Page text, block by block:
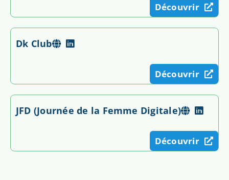
Découvrir
Dk Club
Découvrir
JFD (Journée de la Femme Digitale)
Découvrir